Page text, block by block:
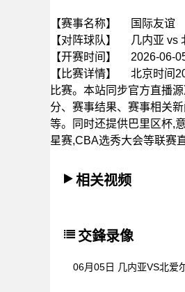
【赛事名称】
国际友谊
【对阵球队】
几内亚 vs
【开赛时间】
2026-06-
【比赛详情】
北京时间
比赛。本站同步官方直播
分、赛事结果、赛事相关
等。同时还提供巴里区杯,
星赛,CBA选秀大会等联赛直
相关视频
交鋒录像
06月05日 几内亚VS北爱